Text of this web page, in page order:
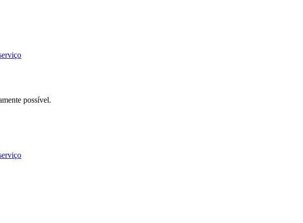
possível.